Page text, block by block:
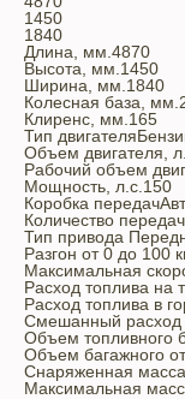
1450
1840
Длина, мм. 4870
Высота, мм. 1450
Ширина, мм. 1840
Колесная база, мм.
Клиренс, мм. 165
Тип двигателя
Объем двигателя, л.
Рабочий объем
Мощность, л.с. 150
Коробка передач
Количество передач
Тип привода
Разгон от 0 до 100
Максимальная
Расход топлива на
Расход топлива в
Смешанный расход
Объем топливного
Объем багажного
Снаряженная масса,
Максимальная